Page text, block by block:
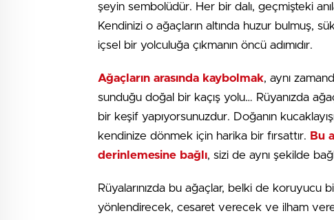
şeyin sembolüdür. Her bir dalı, geçmişteki
Kendinizi o ağaçların altında huzur bulmuş,
içsel bir yolculuğa çıkmanın öncü adımıdır.
Ağaçların arasında kaybolmak, aynı
sunduğu doğal bir kaçış yolu… Rüyanızda
bir keşif yapıyorsunuzdur. Doğanın
kendinize dönmek için harika bir fırsattır. Bu
derinlemesine bağlı, sizi de aynı şekilde
Rüyalarınızda bu ağaçlar, belki de koruyucu
yönlendirecek, cesaret verecek ve ilham